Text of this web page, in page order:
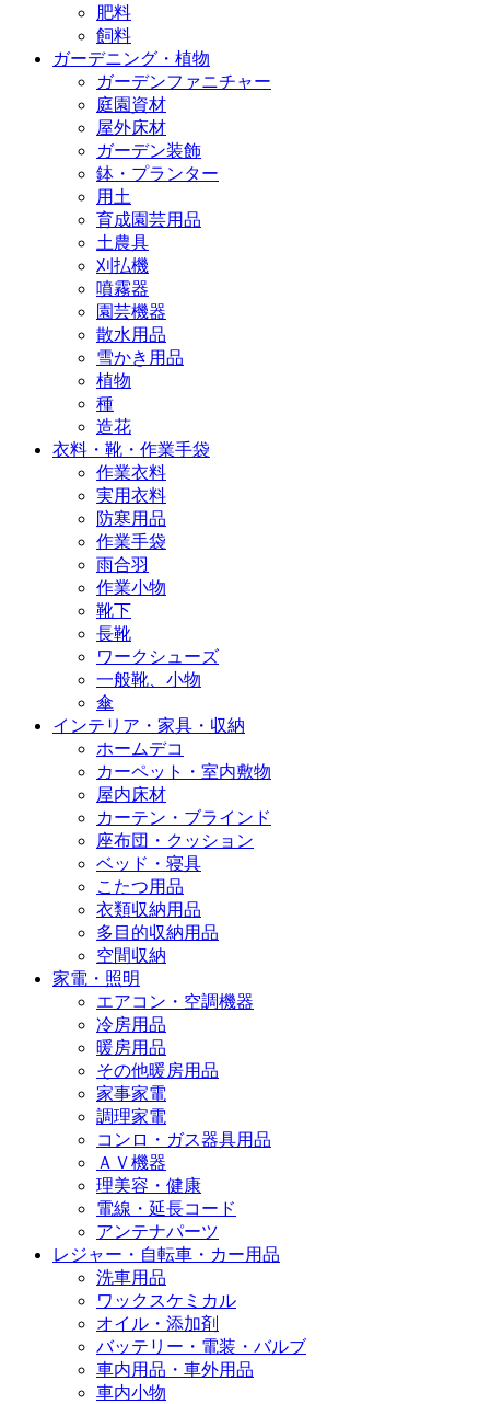
肥料
飼料
ガーデニング・植物
ガーデンファニチャー
庭園資材
屋外床材
ガーデン装飾
鉢・プランター
用土
育成園芸用品
土農具
刈払機
噴霧器
園芸機器
散水用品
雪かき用品
植物
種
造花
衣料・靴・作業手袋
作業衣料
実用衣料
防寒用品
作業手袋
雨合羽
作業小物
靴下
長靴
ワークシューズ
一般靴、小物
傘
インテリア・家具・収納
ホームデコ
カーペット・室内敷物
屋内床材
カーテン・ブラインド
座布団・クッション
ベッド・寝具
こたつ用品
衣類収納用品
多目的収納用品
空間収納
家電・照明
エアコン・空調機器
冷房用品
暖房用品
その他暖房用品
家事家電
調理家電
コンロ・ガス器具用品
ＡＶ機器
理美容・健康
電線・延長コード
アンテナパーツ
レジャー・自転車・カー用品
洗車用品
ワックスケミカル
オイル・添加剤
バッテリー・電装・バルブ
車内用品・車外用品
車内小物